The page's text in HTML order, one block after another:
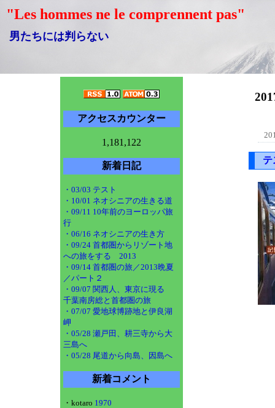
"Les hommes ne le comprennent pas"
男たちには判らない
アクセスカウンター
1,181,122
新着日記
・03/03 テスト
・10/01 ネオシニアの生きる道
・09/11 10年前のヨーロッパ旅
行
・06/16 ネオシニアの生き方
・09/24 首都圏からリゾート地
への旅をする 2013
・09/14 首都圏の旅／2013晩夏
／パート２
・09/07 関西人、東京に現る
千葉南房総と首都圏の旅
・07/07 愛地球博跡地と伊良湖
岬
・05/28 瀬戸田、耕三寺から大
三島へ
・05/28 尾道から向島、因島へ
新着コメント
・kotaro 1970
テ